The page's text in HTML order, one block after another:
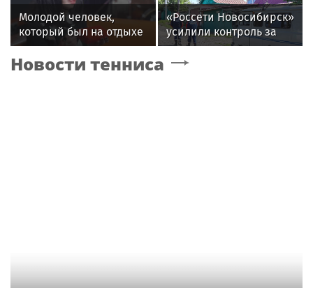
Молодой человек,
который был на отдыхе
с Агузаровой, опроверг
роман с певицей
«Россети Новосибирск»
усилили контроль за
незаконными
подвесами ВОЛС: охват
Новости тенниса